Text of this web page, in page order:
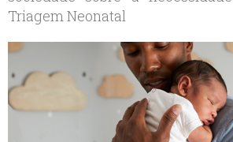
Triagem Neonatal